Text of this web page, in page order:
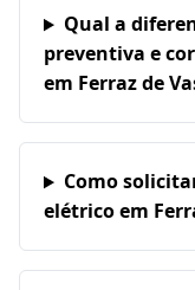
Qual a
preventiva e
em Ferraz de
Como
elétrico em